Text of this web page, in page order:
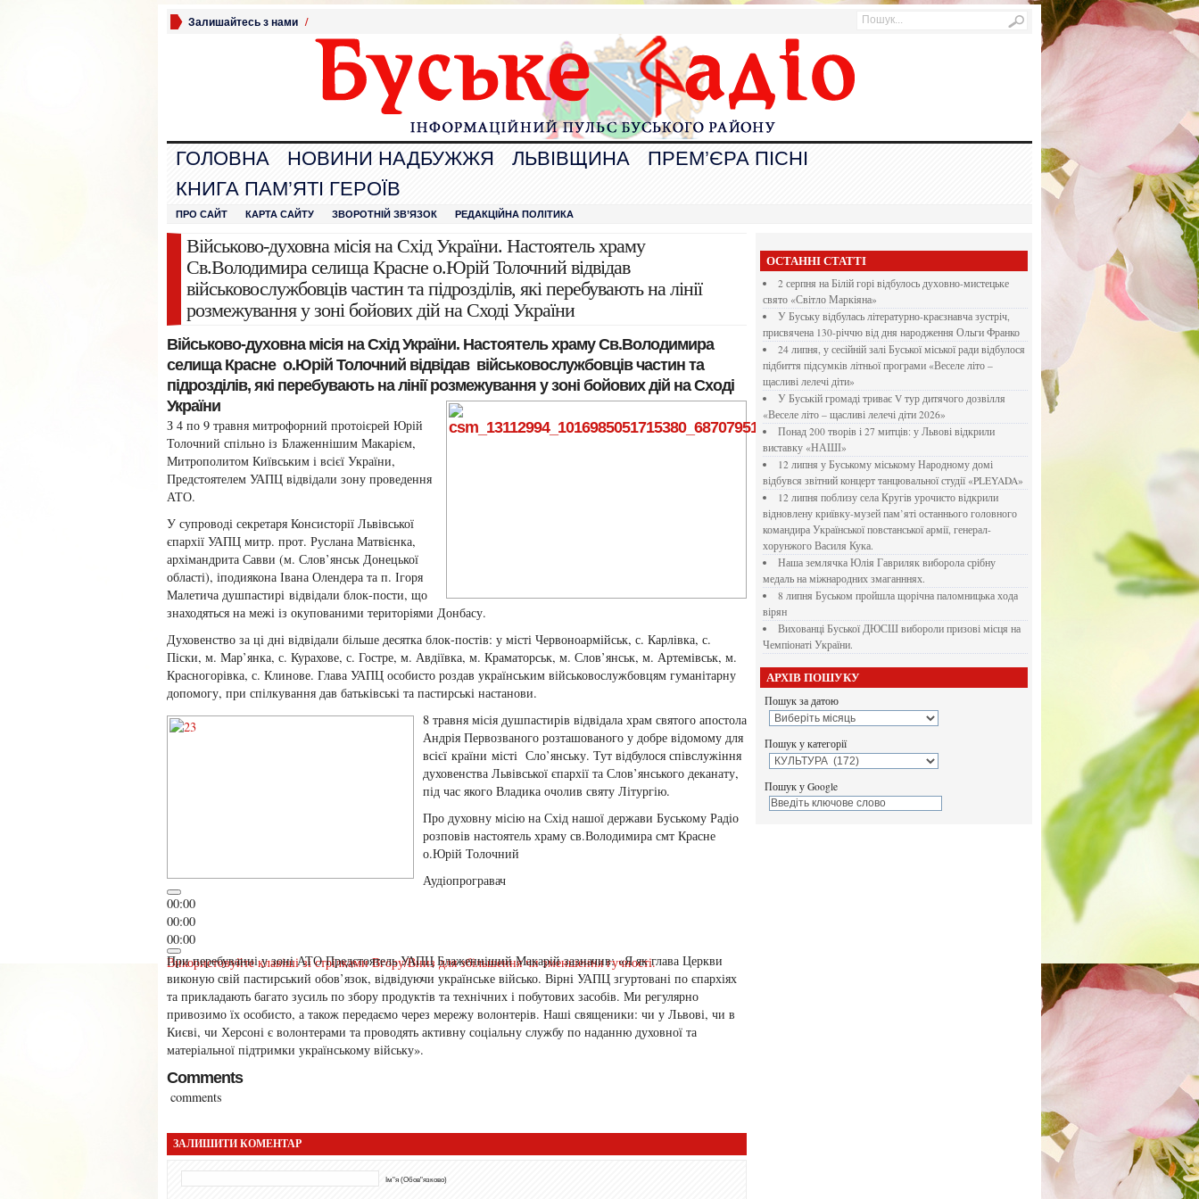
Залишайтесь з нами /
ГОЛОВНА НОВИНИ НАДБУЖЖЯ ЛЬВІВЩИНА
ПРЕМ’ЄРА ПІСНІ
КНИГА ПАМ’ЯТІ ГЕРОЇВ
ПРО САЙТ КАРТА САЙТУ ЗВОРОТНІЙ ЗВ’ЯЗОК РЕДАКЦІЙНА ПОЛІТИКА
Військово-духовна місія на Схід України. Настоятель храму
Св.Володимира селища Красне о.Юрій Толочний відвідав
військовослужбовців частин та підрозділів, які перебувають на лінії
розмежування у зоні бойових дій на Сході України
Військово-духовна місія на Схід України. Настоятель храму Св.Володимира
селища Красне о.Юрій Толочний відвідав військовослужбовців частин та
підрозділів, які перебувають на лінії розмежування у зоні бойових дій на Сході
України
З 4 по 9 травня митрофорний протоієрей Юрій
Толочний спільно із Блаженнішим Макарієм,
Митрополитом Київським і всієї України,
Предстоятелем УАПЦ відвідали зону проведення
АТО.
У супроводі секретаря Консисторії Львівської
єпархії УАПЦ митр. прот. Руслана Матвієнка,
архімандрита Савви (м. Слов’янськ Донецької
області), іподиякона Івана Олендера та п. Ігоря
Малетича душпастирі відвідали блок-пости, що
знаходяться на межі із окупованими територіями Донбасу.
Духовенство за ці дні відвідали більше десятка блок-постів: у місті Червоноармійськ, с. Карлівка, с.
Піски, м. Мар’янка, с. Курахове, с. Гостре, м. Авдіївка, м. Краматорськ, м. Слов’янськ, м. Артемівськ, м.
Красногорівка, с. Клинове. Глава УАПЦ особисто роздав українським військовослужбовцям гуманітарну
допомогу, при спілкування дав батьківські та пастирські настанови.
8 травня місія душпастирів відвідала храм святого апостола
Андрія Первозваного розташованого у добре відомому для
всієї країни місті Сло’янську. Тут відбулося співслужіння
духовенства Львівської єпархії та Слов’янського деканату,
під час якого Владика очолив святу Літургію.
Про духовну місію на Схід нашої держави Буському Радіо
розповів настоятель храму св.Володимира смт Красне
о.Юрій Толочний
Аудіопрогравач
00:00
00:00
00:00
Використовуйте клавіші зі стрілками Вгору/Вниз для збільшення чи зменшення гучності.
При перебуванні у зоні АТО Предстоятель УАПЦ Блаженніший Макарій зазначив: «Я як глава Церкви
виконую свій пастирський обов’язок, відвідуючи українське військо. Вірні УАПЦ згуртовані по єпархіях
та прикладають багато зусиль по збору продуктів та технічних і побутових засобів. Ми регулярно
привозимо їх особисто, а також передаємо через мережу волонтерів. Наші священики: чи у Львові, чи в
Києві, чи Херсоні є волонтерами та проводять активну соціальну службу по наданню духовної та
матеріальної підтримки українському війську».
Comments
comments
ЗАЛИШИТИ КОМЕНТАР
Ім"я (Обов"язково)
ОСТАННІ СТАТТІ
2 серпня на Білій горі відбулось духовно-мистецьке
свято «Світло Маркіяна»
У Буську відбулась літературно-краєзнавча зустріч,
присвячена 130-річчю від дня народження Ольги Франко
24 липня, у сесійній залі Буської міської ради відбулося
підбиття підсумків літньої програми «Веселе літо –
щасливі лелечі діти»
У Буській громаді триває V тур дитячого дозвілля
«Веселе літо – щасливі лелечі діти 2026»
Понад 200 творів і 27 митців: у Львові відкрили
виставку «НАШІ»
12 липня у Буському міському Народному домі
відбувся звітний концерт танцювальної студії «PLEYADA»
12 липня поблизу села Кругів урочисто відкрили
відновлену криївку-музей пам’яті останнього головного
командира Української повстанської армії, генерал-
хорунжого Василя Кука.
Наша землячка Юлія Гавриляк виборола срібну
медаль на міжнародних змаганннях.
8 липня Буськом пройшла щорічна паломницька хода
вірян
Вихованці Буської ДЮСШ вибороли призові місця на
Чемпіонаті України.
АРХІВ ПОШУКУ
Пошук за датою
Пошук у категорії
Пошук у Google